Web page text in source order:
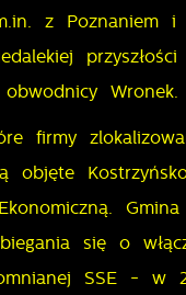
z Poznaniem i
przyszłości
Wronek.
firmy
objęte
się o
SSE - w
większej ilości
potrzeb.
pozwalają na
witryny
z jaką
w formie
zgody na
plikom cookies